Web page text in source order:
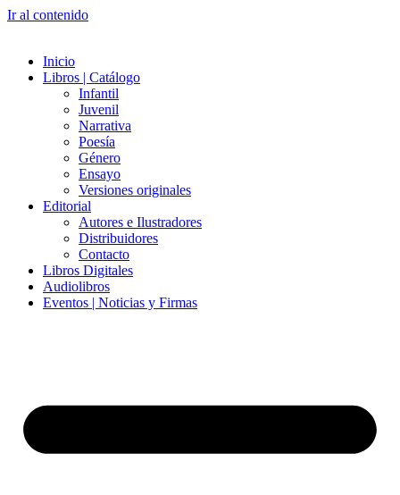
Ir al contenido
Inicio
Libros | Catálogo
Infantil
Juvenil
Narrativa
Poesía
Género
Ensayo
Versiones originales
Editorial
Autores e Ilustradores
Distribuidores
Contacto
Libros Digitales
Audiolibros
Eventos | Noticias y Firmas